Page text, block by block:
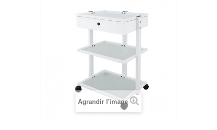
Agrandir l'image